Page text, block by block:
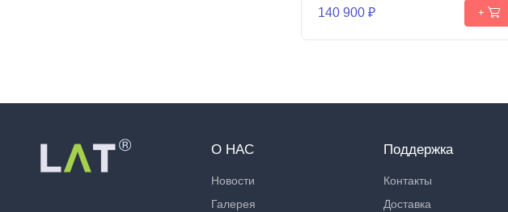
140 900 ₽ +
О НАС
Новости
Галерея
Поддержка
Контакты
Доставка